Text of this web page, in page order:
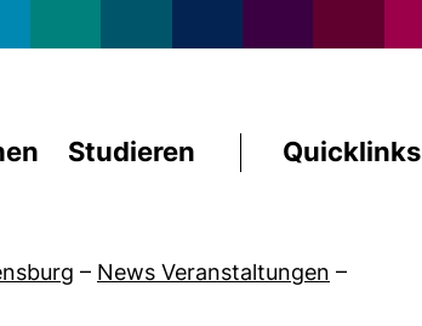
Studieren Quicklinks
– News Veranstaltungen –